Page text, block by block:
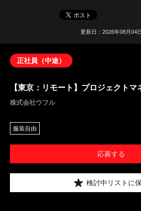
更新日：2026年08月04日
正社員（中途）
【東京：リモート】プロジェクトマ
株式会社ウフル
服装自由
応募する
検討中リストに